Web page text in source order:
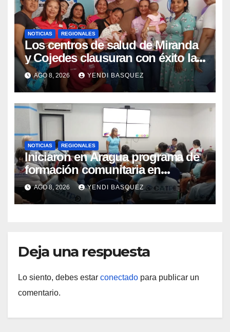
NOTICIAS REGIONALES
Los centros de salud de Miranda
y Cojedes clausuran con éxito la
Semana Mundial de la Lactancia
Materna
AGO 8, 2026 YENDI BASQUEZ
NOTICIAS REGIONALES
Iniciaron en Aragua programa de
formación comunitaria en
atención a personas con
discapacidad
AGO 8, 2026 YENDI BASQUEZ
Deja una respuesta
Lo siento, debes estar conectado para publicar un
comentario.